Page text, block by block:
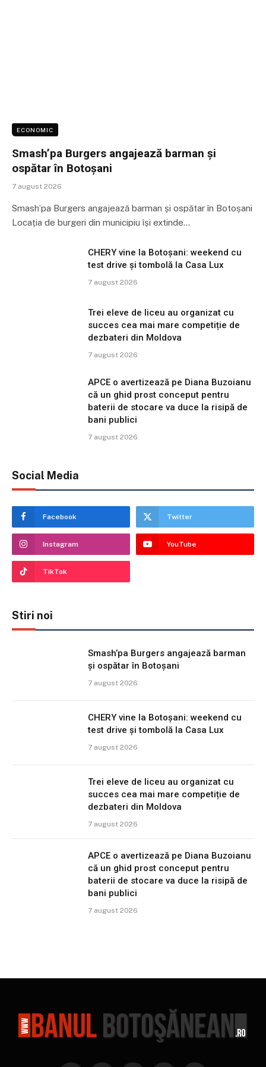
ECONOMIC
Smash’pa Burgers angajează barman și
ospătar în Botoșani
7 august 2026
Smash’pa Burgers angajează barman și ospătar în Botoșani
Locația de burgeri din municipiu își extinde…
CHERY vine la Botoșani: weekend cu
test drive și tombolă la Casa Lux
7 august 2026
Trei eleve de liceu au organizat cu
succes cea mai mare competiție de
dezbateri din Moldova
7 august 2026
APCE o avertizează pe Diana Buzoianu
că un ghid prost conceput pentru
baterii de stocare va duce la risipă de
bani publici
7 august 2026
Social Media
Facebook Twitter
Instagram YouTube
TikTok
Stiri noi
Smash’pa Burgers angajează barman
și ospătar în Botoșani
7 august 2026
CHERY vine la Botoșani: weekend cu
test drive și tombolă la Casa Lux
7 august 2026
Trei eleve de liceu au organizat cu
succes cea mai mare competiție de
dezbateri din Moldova
7 august 2026
APCE o avertizează pe Diana Buzoianu
că un ghid prost conceput pentru
baterii de stocare va duce la risipă de
bani publici
7 august 2026